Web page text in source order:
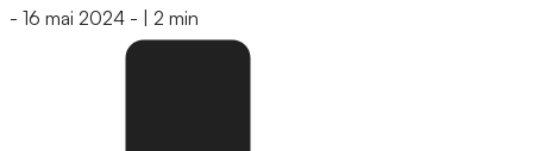
- 16 mai 2024 - 2 min